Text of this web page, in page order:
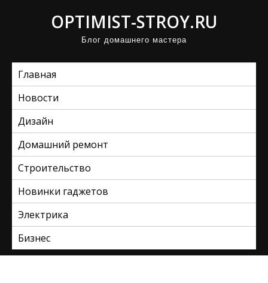
OPTIMIST-STROY.RU
Блог домашнего мастера
Главная
Новости
Дизайн
Домашний ремонт
Строительство
Новинки гаджетов
Электрика
Бизнес